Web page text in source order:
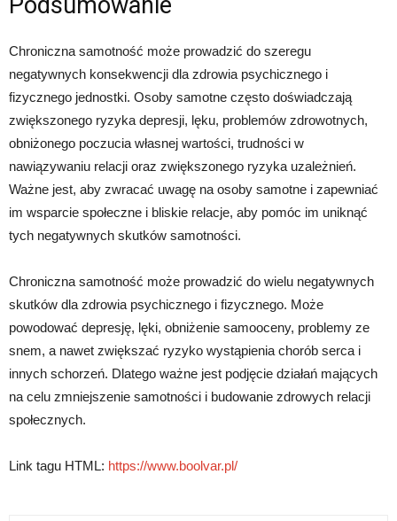
Chroniczna samotność może prowadzić do szeregu
negatywnych konsekwencji dla zdrowia psychicznego i
fizycznego jednostki. Osoby samotne często doświadczają
zwiększonego ryzyka depresji, lęku, problemów zdrowotnych,
obniżonego poczucia własnej wartości, trudności w
nawiązywaniu relacji oraz zwiększonego ryzyka uzależnień.
Ważne jest, aby zwracać uwagę na osoby samotne i zapewniać
im wsparcie społeczne i bliskie relacje, aby pomóc im uniknąć
tych negatywnych skutków samotności.
Chroniczna samotność może prowadzić do wielu negatywnych
skutków dla zdrowia psychicznego i fizycznego. Może
powodować depresję, lęki, obniżenie samooceny, problemy ze
snem, a nawet zwiększać ryzyko wystąpienia chorób serca i
innych schorzeń. Dlatego ważne jest podjęcie działań mających
na celu zmniejszenie samotności i budowanie zdrowych relacji
społecznych.
Link tagu HTML: https://www.boolvar.pl/